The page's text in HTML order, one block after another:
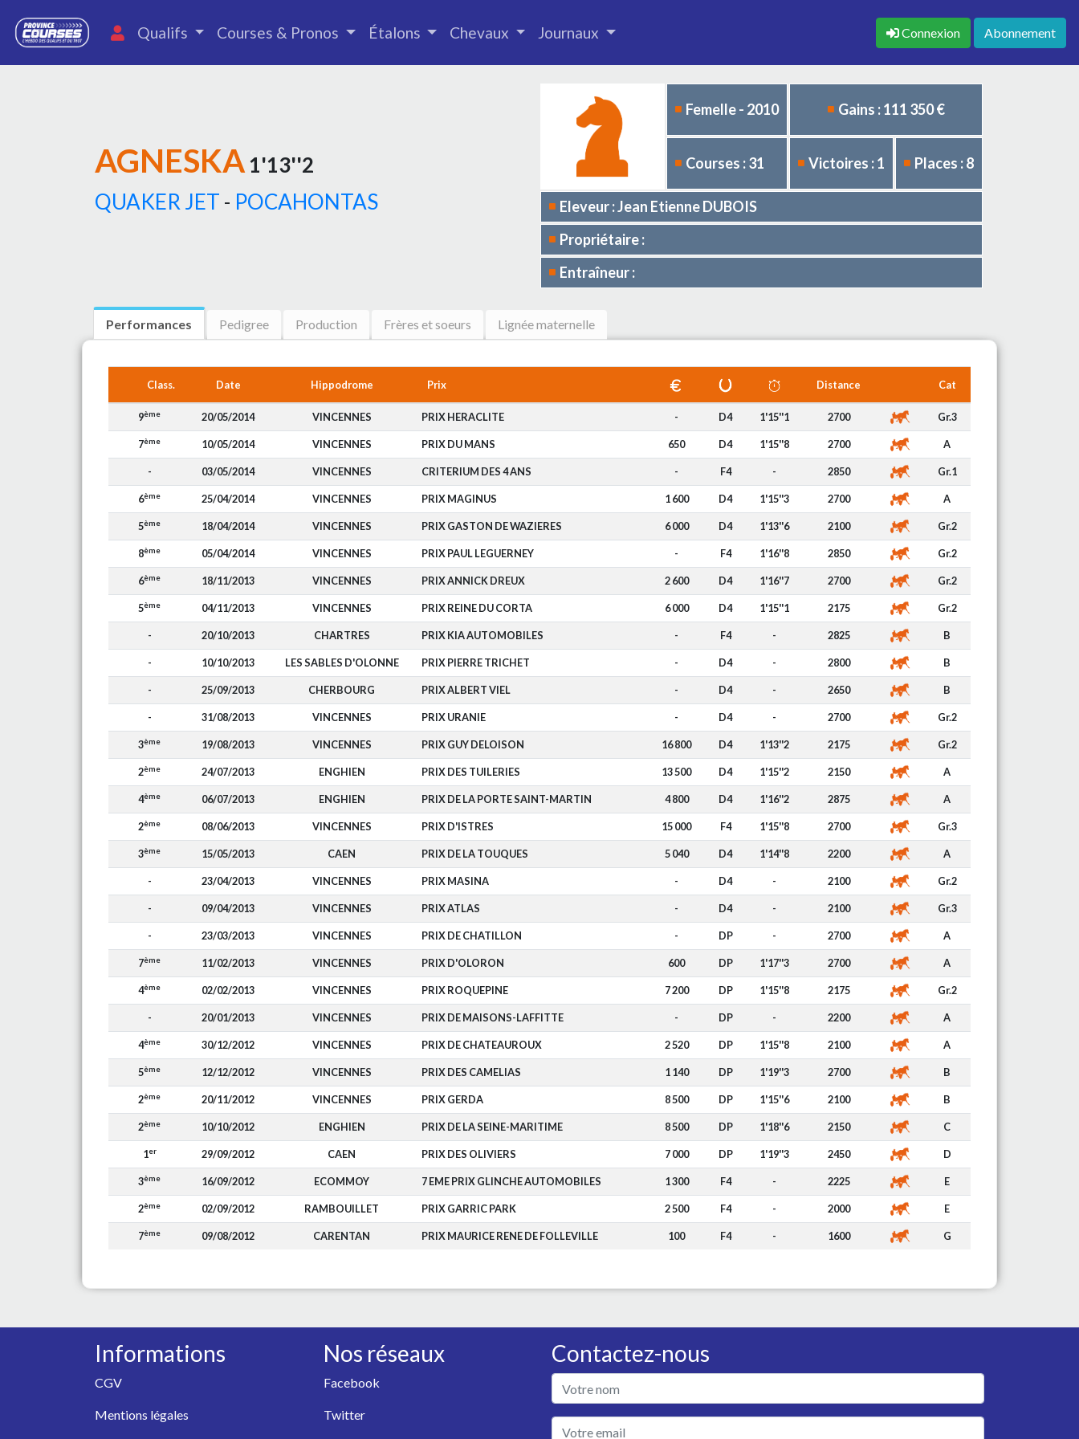
Qualifs Courses & Pronos Étalons Chevaux Journaux Connexion Abonnement
AGNESKA 1'13''2
QUAKER JET - POCAHONTAS
Femelle - 2010 Gains : 111 350 €
Courses : 31 Victoires : 1 Places : 8
Eleveur : Jean Etienne DUBOIS
Propriétaire :
Entraîneur :
Performances Pedigree Production Frères et soeurs Lignée maternelle
Class. Date Hippodrome Prix Distance Cat
9ème 20/05/2014 VINCENNES PRIX HERACLITE - D4 1'15''1 2700 Gr.3
7ème 10/05/2014 VINCENNES PRIX DU MANS 650 D4 1'15''8 2700 A
- 03/05/2014 VINCENNES CRITERIUM DES 4 ANS - F4 - 2850 Gr.1
6ème 25/04/2014 VINCENNES PRIX MAGINUS 1 600 D4 1'15''3 2700 A
5ème 18/04/2014 VINCENNES PRIX GASTON DE WAZIERES 6 000 D4 1'13''6 2100 Gr.2
8ème 05/04/2014 VINCENNES PRIX PAUL LEGUERNEY - F4 1'16''8 2850 Gr.2
6ème 18/11/2013 VINCENNES PRIX ANNICK DREUX 2 600 D4 1'16''7 2700 Gr.2
5ème 04/11/2013 VINCENNES PRIX REINE DU CORTA 6 000 D4 1'15''1 2175 Gr.2
- 20/10/2013 CHARTRES PRIX KIA AUTOMOBILES - F4 - 2825 B
- 10/10/2013 LES SABLES D'OLONNE PRIX PIERRE TRICHET - D4 - 2800 B
- 25/09/2013 CHERBOURG PRIX ALBERT VIEL - D4 - 2650 B
- 31/08/2013 VINCENNES PRIX URANIE - D4 - 2700 Gr.2
3ème 19/08/2013 VINCENNES PRIX GUY DELOISON 16 800 D4 1'13''2 2175 Gr.2
2ème 24/07/2013 ENGHIEN PRIX DES TUILERIES 13 500 D4 1'15''2 2150 A
4ème 06/07/2013 ENGHIEN PRIX DE LA PORTE SAINT-MARTIN 4 800 D4 1'16''2 2875 A
2ème 08/06/2013 VINCENNES PRIX D'ISTRES 15 000 F4 1'15''8 2700 Gr.3
3ème 15/05/2013 CAEN PRIX DE LA TOUQUES 5 040 D4 1'14''8 2200 A
- 23/04/2013 VINCENNES PRIX MASINA - D4 - 2100 Gr.2
- 09/04/2013 VINCENNES PRIX ATLAS - D4 - 2100 Gr.3
- 23/03/2013 VINCENNES PRIX DE CHATILLON - DP - 2700 A
7ème 11/02/2013 VINCENNES PRIX D'OLORON 600 DP 1'17''3 2700 A
4ème 02/02/2013 VINCENNES PRIX ROQUEPINE 7 200 DP 1'15''8 2175 Gr.2
- 20/01/2013 VINCENNES PRIX DE MAISONS-LAFFITTE - DP - 2200 A
4ème 30/12/2012 VINCENNES PRIX DE CHATEAUROUX 2 520 DP 1'15''8 2100 A
5ème 12/12/2012 VINCENNES PRIX DES CAMELIAS 1 140 DP 1'19''3 2700 B
2ème 20/11/2012 VINCENNES PRIX GERDA 8 500 DP 1'15''6 2100 B
2ème 10/10/2012 ENGHIEN PRIX DE LA SEINE-MARITIME 8 500 DP 1'18''6 2150 C
1er 29/09/2012 CAEN PRIX DES OLIVIERS 7 000 DP 1'19''3 2450 D
3ème 16/09/2012 ECOMMOY 7 EME PRIX GLINCHE AUTOMOBILES 1 300 F4 - 2225 E
2ème 02/09/2012 RAMBOUILLET PRIX GARRIC PARK 2 500 F4 - 2000 E
7ème 09/08/2012 CARENTAN PRIX MAURICE RENE DE FOLLEVILLE 100 F4 - 1600 G
Informations
CGV
Mentions légales
Nos réseaux
Facebook
Twitter
Contactez-nous